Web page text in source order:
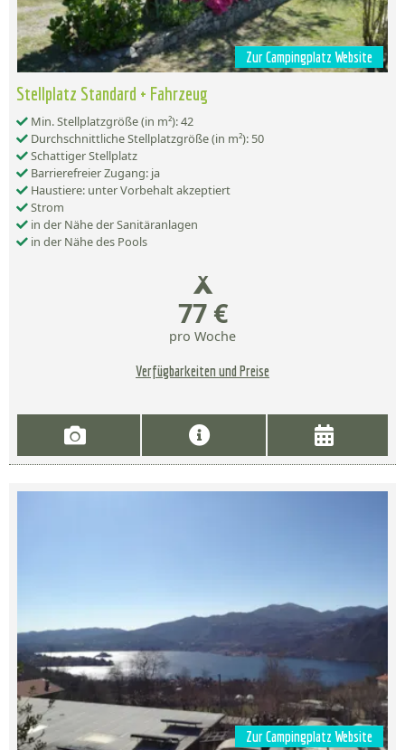
Zur Campingplatz Website
Stellplatz Standard + Fahrzeug
Min. Stellplatzgröße (in m²): 42
Durchschnittliche Stellplatzgröße (in m²): 50
Schattiger Stellplatz
Barrierefreier Zugang: ja
Haustiere: unter Vorbehalt akzeptiert
Strom
in der Nähe der Sanitäranlagen
in der Nähe des Pools
77 €
pro Woche
Verfügbarkeiten und Preise
Zur Campingplatz Website